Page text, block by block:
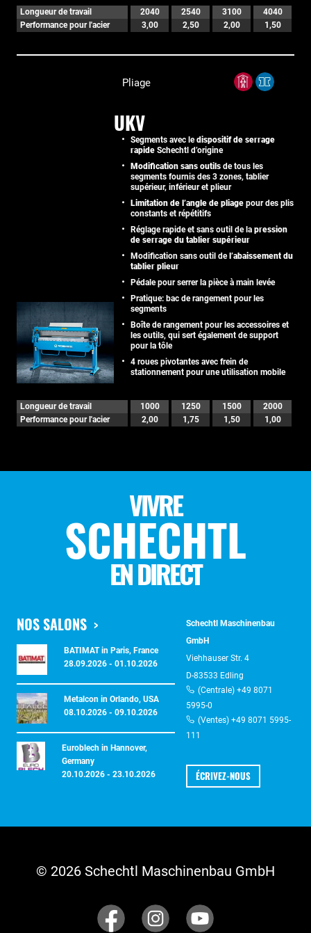
Longueur de travail 2040 2540 3100
4040
Performance pour l'acier
3,00 2,50 2,00 1,50
Pliage
UKV
Segments avec ledispositif de serrage
rapide Schechtl d’origine
Modification sans outils de tous les
segments fournis des 3 zones, tablier
supérieur, inférieur et plieur
Limitation de l’angle de pliage pour des plis
constants et répétitifs
Réglage rapide et sans outil de la pression
de serrage du tablier supérieur
Modification sans outil del’abaissement du
tablier plieur
Pédale pour serrer la pièce à main levée
Pratique: bac de rangement pour les
segments
Boîte de rangement pour les accessoires et
les outils, qui sert également de support
pour la tôle
4 roues pivotantes avec frein de
stationnement pour une utilisation mobile
Longueur de travail 1000 1250 1500
2000
Performance pour l'acier
2,00 1,75 1,50 1,00
VIVRE
SCHECHTL
EN DIRECT
NOS SALONS
BATIMAT in Paris, France
28.09.2026 - 01.10.2026
Metalcon in Orlando, USA
08.10.2026 - 09.10.2026
Euroblech in Hannover,
Germany
20.10.2026 - 23.10.2026
Schechtl Maschinenbau
GmbH
Viehhauser Str. 4
D-83533 Edling
(Centrale) +49 8071
5995-0
(Ventes) +49 8071 5995-
111
ÉCRIVEZ-NOUS
© 2026 Schechtl Maschinenbau GmbH